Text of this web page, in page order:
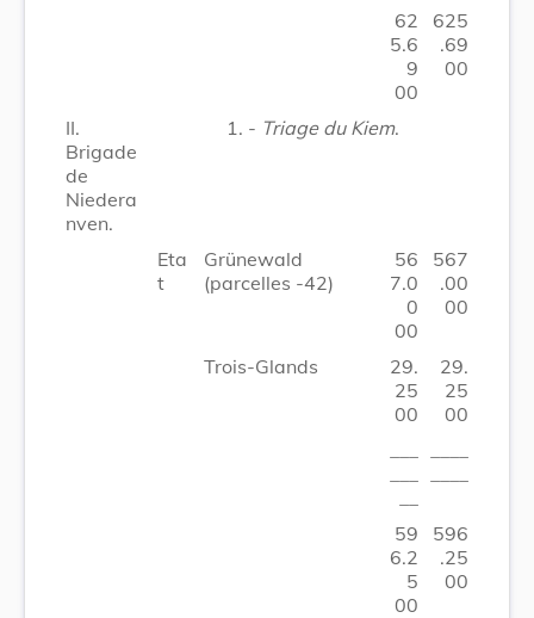
62
5.6
9
00
625
.69
00
II.
Brigade
de
Niedera
nven.
1. - Triage du Kiem.
Eta
t
Grünewald
(parcelles -42)
56
7.0
0
00
567
.00
00
Trois-Glands
29.
25
00
29.
25
00
59
6.2
5
00
596
.25
00